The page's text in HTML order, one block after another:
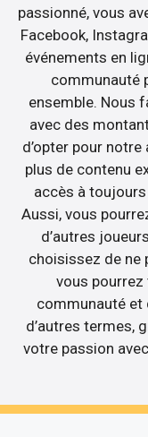
passionné, vous
Facebook,
événements en
communauté
ensemble. Nous
avec des
d’opter pour
plus de contenu
accès à
Aussi, vous
d’autres
choisissez de ne
vous
communauté et
d’autres termes,
votre passion